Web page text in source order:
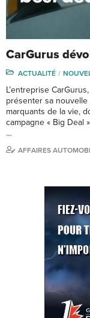
CarGurus
ACTUALITÉ
L’entreprise
présenter sa
marquants de la vie,
campagne « Big Deal
…
AFFAIRES